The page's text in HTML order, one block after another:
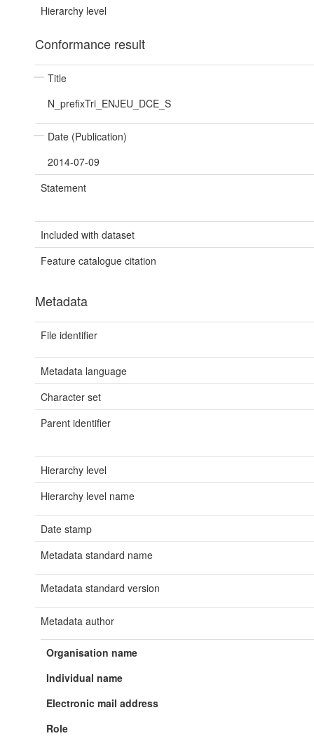
Hierarchy level
Conformance result
Title
N_prefixTri_ENJEU_DCE_S
Date (Publication)
2014-07-09
Statement
Included with dataset
Feature catalogue citation
Metadata
File identifier
Metadata language
Character set
Parent identifier
Hierarchy level
Hierarchy level name
Date stamp
Metadata standard name
Metadata standard version
Metadata author
Organisation name
Individual name
Electronic mail address
Role